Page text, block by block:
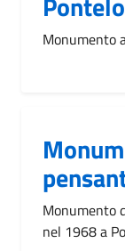
Monumento
Monumento
nel 1968 a